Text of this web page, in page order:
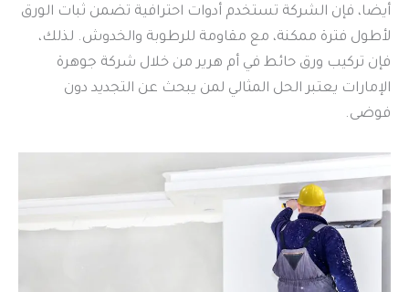
أيضا، فإن الشركة تستخدم أدوات احترافية تضمن ثبات الورق
لأطول فترة ممكنة، مع مقاومة للرطوبة والخدوش. لذلك،
فإن تركيب ورق حائط في أم هرير من خلال شركة جوهرة
الإمارات يعتبر الحل المثالي لمن يبحث عن التجديد دون
فوضى.